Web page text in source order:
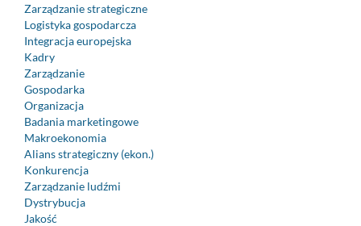
Zarządzanie strategiczne
Logistyka gospodarcza
Integracja europejska
Kadry
Zarządzanie
Gospodarka
Organizacja
Badania marketingowe
Makroekonomia
Alians strategiczny (ekon.)
Konkurencja
Zarządzanie ludźmi
Dystrybucja
Jakość